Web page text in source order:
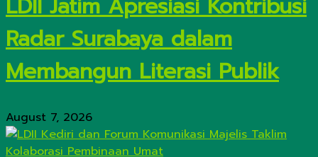
LDII Jatim Apresiasi Kontribusi
Radar Surabaya dalam
Membangun Literasi Publik
August 7, 2026